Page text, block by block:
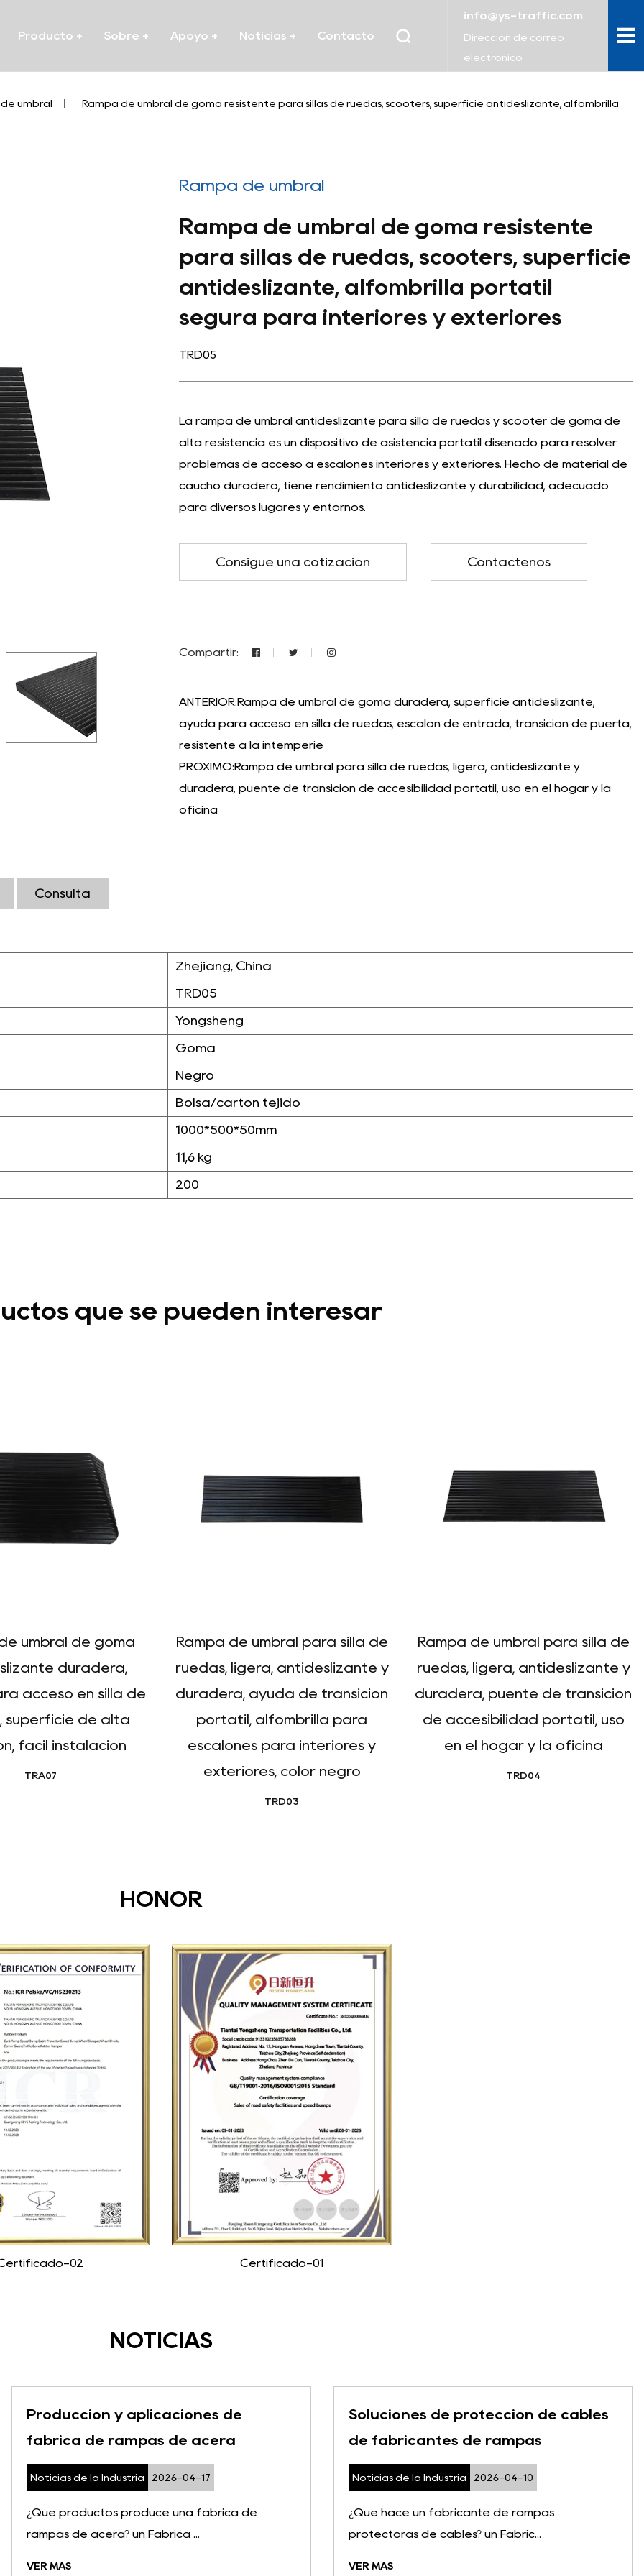
Producto + Sobre + Apoyo + Noticias + Contacto
info@ys-traffic.com
Dirección de correo
electrónico
umbral Rampa de umbral de goma resistente para sillas de ruedas, scooters, superficie antideslizante, alfombrilla
Rampa de umbral
Rampa de umbral de goma resistente
para sillas de ruedas, scooters, superficie
antideslizante, alfombrilla portátil
segura para interiores y exteriores
TRD05
La rampa de umbral antideslizante para silla de ruedas y scooter de goma de
alta resistencia es un dispositivo de asistencia portátil diseñado para resolver
problemas de acceso a escalones interiores y exteriores. Hecho de material de
caucho duradero, tiene rendimiento antideslizante y durabilidad, adecuado
para diversos lugares y entornos.
Consigue una cotización Contáctenos
Compartir:
ANTERIOR:Rampa de umbral de goma duradera, superficie antideslizante,
ayuda para acceso en silla de ruedas, escalón de entrada, transición de puerta,
resistente a la intemperie
PRÓXIMO:Rampa de umbral para silla de ruedas, ligera, antideslizante y
duradera, puente de transición de accesibilidad portátil, uso en el hogar y la
oficina
Consulta
Zhejiang, China
TRD05
Yongsheng
Goma
Negro
Bolsa/cartón tejido
1000*500*50mm
11,6 kg
200
que se pueden interesar
umbral de goma
duradera,
acceso en silla de
superficie de alta
fácil instalación
TRA07
Rampa de umbral para silla de
ruedas, ligera, antideslizante y
duradera, ayuda de transición
portátil, alfombrilla para
escalones para interiores y
exteriores, color negro
TRD03
Rampa de umbral para silla de
ruedas, ligera, antideslizante y
duradera, puente de transición
de accesibilidad portátil, uso
en el hogar y la oficina
TRD04
HONOR
02 Certificado-01
NOTICIAS
Producción y aplicaciones de
fábrica de rampas de acera
Noticias de la Industria 2026-04-17
¿Qué productos produce una fábrica de
rampas de acera? un Fábrica ...
VER MÁS
Soluciones de protección de cables
de fabricantes de rampas
Noticias de la Industria 2026-04-10
¿Qué hace un fabricante de rampas
protectoras de cables? un Fabric...
VER MÁS